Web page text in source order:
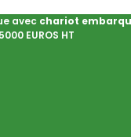
avec chariot
EUROS HT